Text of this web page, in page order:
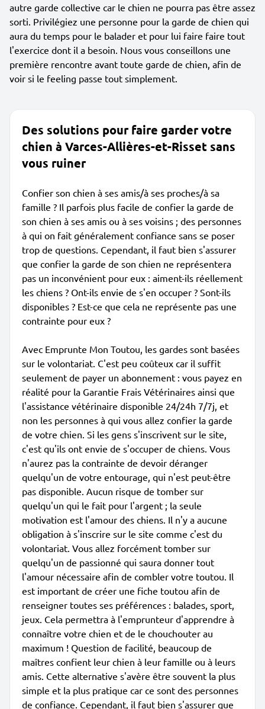
autre garde collective car le chien ne pourra pas être assez
sorti. Privilégiez une personne pour la garde de chien qui
aura du temps pour le balader et pour lui faire faire tout
l'exercice dont il a besoin. Nous vous conseillons une
première rencontre avant toute garde de chien, afin de
voir si le feeling passe tout simplement.
Des solutions pour faire garder votre
chien à Varces-Allières-et-Risset sans
vous ruiner
Confier son chien à ses amis/à ses proches/à sa
famille ? Il parfois plus facile de confier la garde de
son chien à ses amis ou à ses voisins ; des personnes
à qui on fait généralement confiance sans se poser
trop de questions. Cependant, il faut bien s'assurer
que confier la garde de son chien ne représentera
pas un inconvénient pour eux : aiment-ils réellement
les chiens ? Ont-ils envie de s'en occuper ? Sont-ils
disponibles ? Est-ce que cela ne représente pas une
contrainte pour eux ?
Avec Emprunte Mon Toutou, les gardes sont basées
sur le volontariat. C'est peu coûteux car il suffit
seulement de payer un abonnement : vous payez en
réalité pour la Garantie Frais Vétérinaires ainsi que
l'assistance vétérinaire disponible 24/24h 7/7j, et
non les personnes à qui vous allez confier la garde
de votre chien. Si les gens s'inscrivent sur le site,
c'est qu'ils ont envie de s'occuper de chiens. Vous
n'aurez pas la contrainte de devoir déranger
quelqu'un de votre entourage, qui n'est peut-être
pas disponible. Aucun risque de tomber sur
quelqu'un qui le fait pour l'argent ; la seule
motivation est l'amour des chiens. Il n'y a aucune
obligation à s'inscrire sur le site comme c'est du
volontariat. Vous allez forcément tomber sur
quelqu'un de passionné qui saura donner tout
l'amour nécessaire afin de combler votre toutou. Il
est important de créer une fiche toutou afin de
renseigner toutes ses préférences : balades, sport,
jeux. Cela permettra à l'emprunteur d'apprendre à
connaître votre chien et de le chouchouter au
maximum ! Question de facilité, beaucoup de
maîtres confient leur chien à leur famille ou à leurs
amis. Cette alternative s'avère être souvent la plus
simple et la plus pratique car ce sont des personnes
de confiance. Cependant, il faut bien s'assurer que